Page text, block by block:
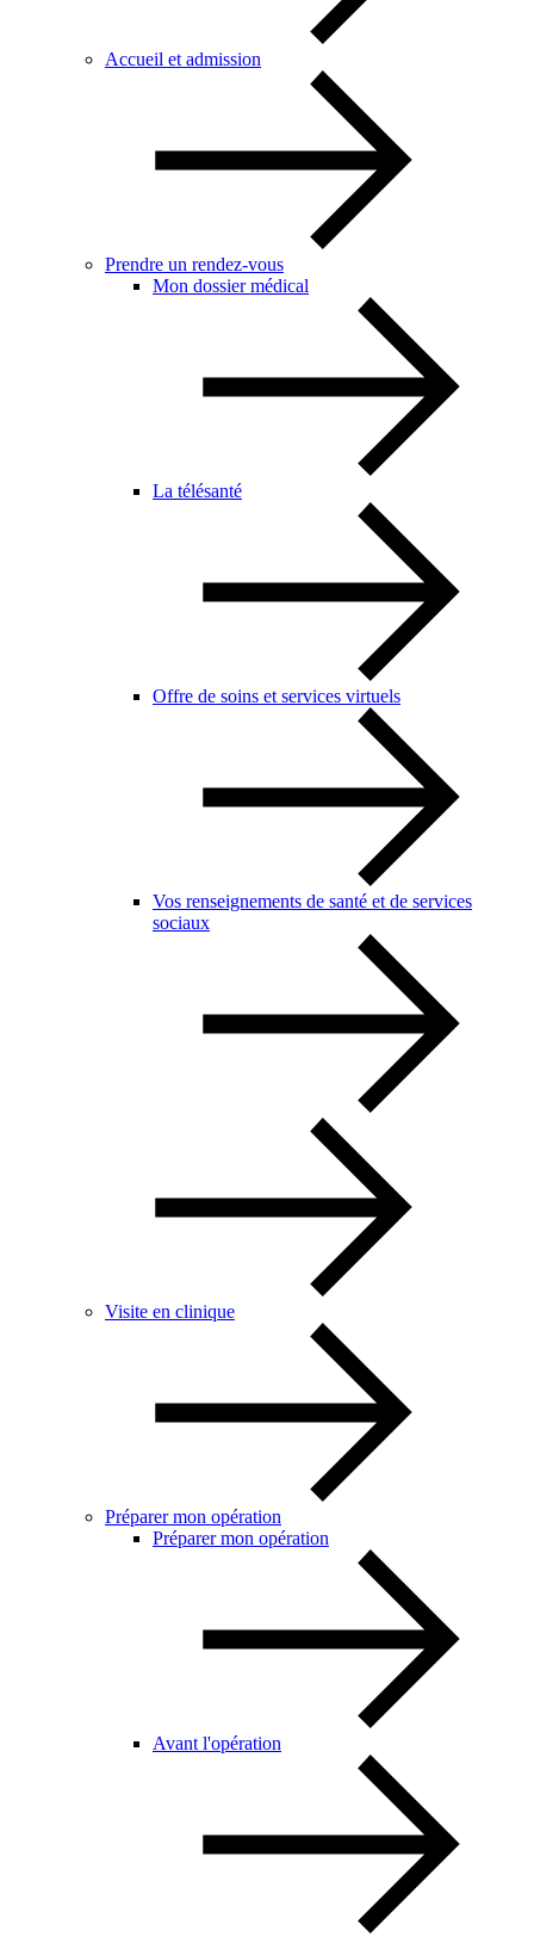
Accueil et admission
Prendre un rendez-vous
Mon dossier médical
La télésanté
Offre de soins et services virtuels
Vos renseignements de santé et de services
sociaux
Visite en clinique
Préparer mon opération
Préparer mon opération
Avant l'opération